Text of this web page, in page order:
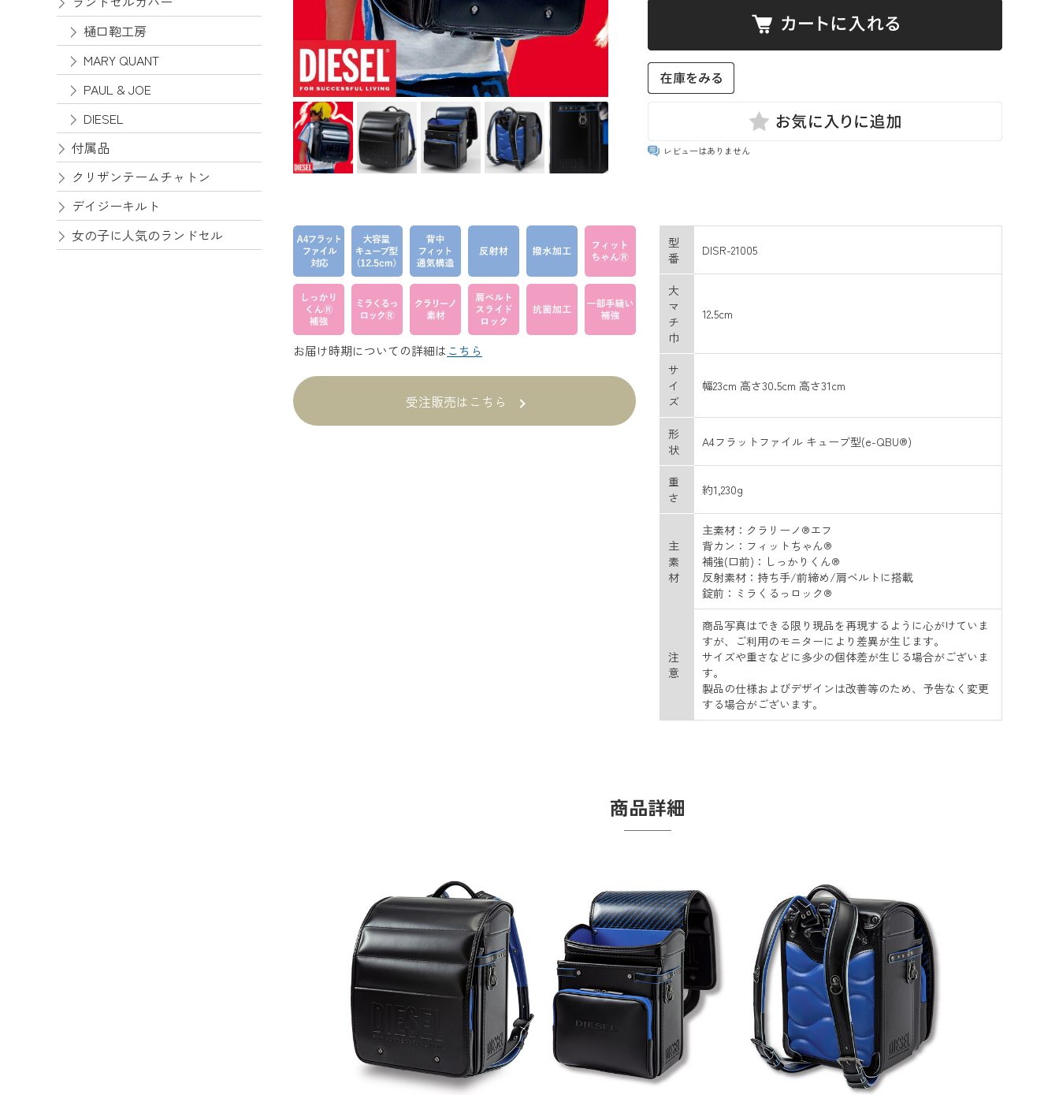
レビューはありません
お届け時期についての詳細はこちら
受注販売はこちら
型
番
DISR-21005
大
マ
チ
巾
12.5cm
サ
イ
ズ
幅23cm 高さ30.5cm 高さ31cm
形
状
A4フラットファイル キューブ型(e-QBU®)
重
さ
約1,230g
主
素
材
主素材：クラリーノ®エフ
背カン：フィットちゃん®
補強(口前)：しっかりくん®
反射素材：持ち手/前締め/肩ベルトに搭載
錠前：ミラくるっロック®
注
意
商品写真はできる限り現品を再現するように心がけていま
すが、ご利用のモニターにより差異が生じます。
サイズや重さなどに多少の個体差が生じる場合がございま
す。
製品の仕様およびデザインは改善等のため、予告なく変更
する場合がございます。
商品詳細
樋口鞄工房
MARY QUANT
PAUL & JOE
DIESEL
付属品
クリザンテームチャトン
デイジーキルト
女の子に人気のランドセル